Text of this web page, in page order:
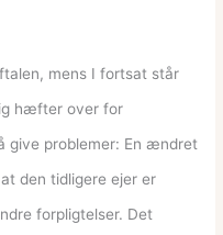
mens I fortsat står
hæfter over for
give problemer: En ændret
den tidligere ejer er
forpligtelser. Det